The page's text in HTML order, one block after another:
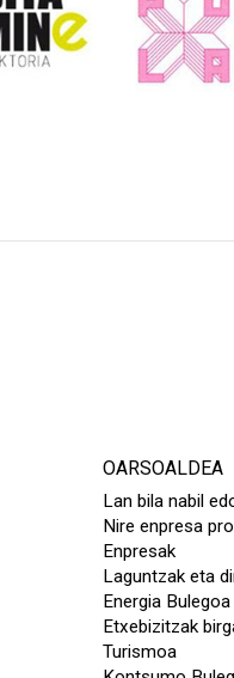
OARSOALDEA
Lan bila nabil
Nire enpresa
Enpresak
Laguntzak eta
Energia Bulegoa
Etxebizitzak
Turismoa